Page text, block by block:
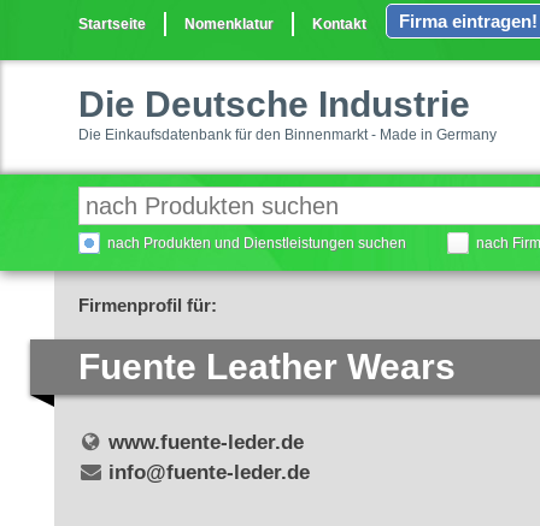
Startseite Nomenklatur Kontakt Firma eintragen!
Die Deutsche Industrie
Die Einkaufsdatenbank für den Binnenmarkt - Made in Germany
nach Produkten und Dienstleistungen suchen nach
Firmenprofil für:
Fuente Leather Wears
www.fuente-leder.de
info@fuente-leder.de